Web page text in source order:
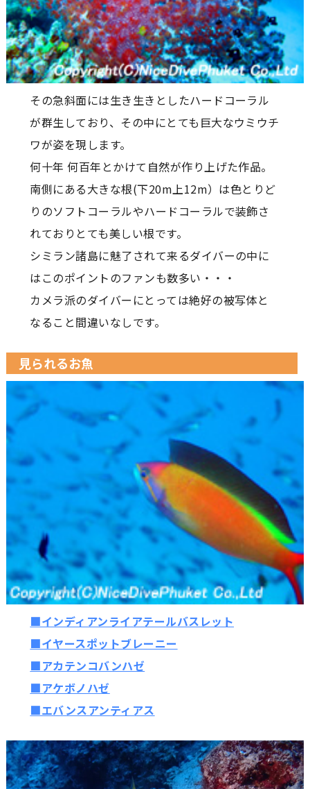
その急斜面には生き生きとしたハードコーラル
が群生しており、その中にとても巨大なウミウチ
ワが姿を現します。
何十年 何百年とかけて自然が作り上げた作品。
南側にある大きな根(下20m上12m）は色とりど
りのソフトコーラルやハードコーラルで装飾さ
れておりとても美しい根です。
シミラン諸島に魅了されて来るダイバーの中に
はこのポイントのファンも数多い・・・
カメラ派のダイバーにとっては絶好の被写体と
なること間違いなしです。
見られるお魚
■インディアンライアテールバスレット
■イヤースポットブレーニー
■アカテンコバンハゼ
■アケボノハゼ
■エバンスアンティアス